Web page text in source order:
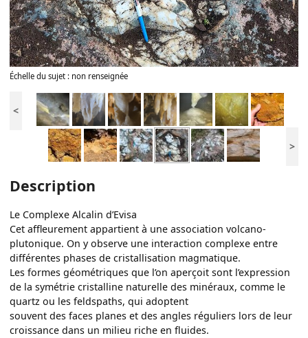
Échelle du sujet : non renseignée
<
>
Description
Le Complexe Alcalin d’Evisa
Cet affleurement appartient à une association volcano-
plutonique. On y observe une interaction complexe entre
différentes phases de cristallisation magmatique.
Les formes géométriques que l’on aperçoit sont l’expression
de la symétrie cristalline naturelle des minéraux, comme le
quartz ou les feldspaths, qui adoptent
souvent des faces planes et des angles réguliers lors de leur
croissance dans un milieu riche en fluides.